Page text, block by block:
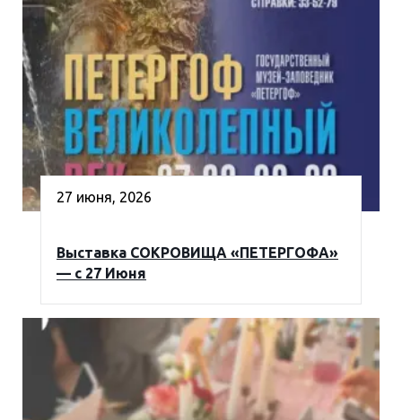
27 июня, 2026
Выставка СОКРОВИЩА «ПЕТЕРГОФА»
— с 27 Июня